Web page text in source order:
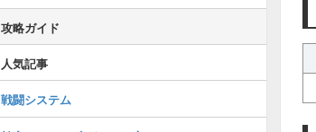
攻略ガイド
人気記事
戦闘システム